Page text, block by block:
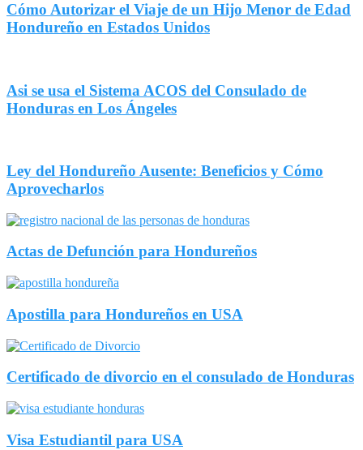
Cómo Autorizar el Viaje de un Hijo Menor de Edad
Hondureño en Estados Unidos
Asi se usa el Sistema ACOS del Consulado de
Honduras en Los Ángeles
Ley del Hondureño Ausente: Beneficios y Cómo
Aprovecharlos
Actas de Defunción para Hondureños
Apostilla para Hondureños en USA
Certificado de divorcio en el consulado de Honduras
Visa Estudiantil para USA